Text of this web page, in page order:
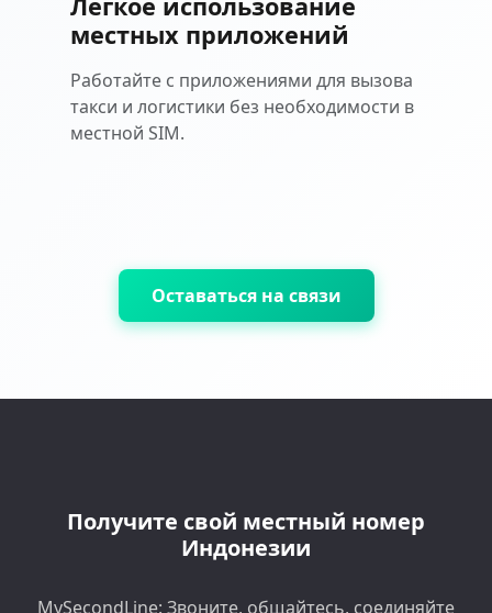
местных приложений
Работайте с приложениями для вызова
такси и логистики без необходимости в
местной SIM.
Оставаться на связи
Получите свой местный номер
Индонезии
MySecondLine: Звоните, общайтесь, соединяйте